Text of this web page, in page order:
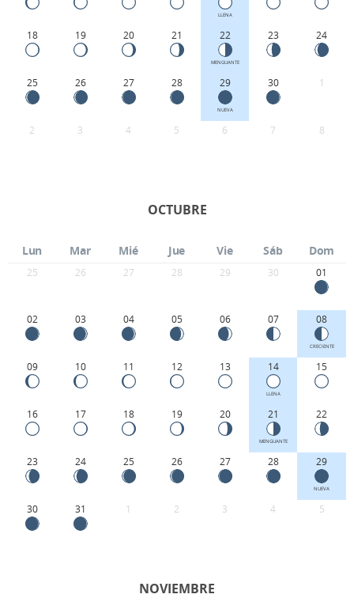
LLENA
18 19 20 21 22
MENGUANTE
23 24
25 26 27 28 29
NUEVA
30 1
2 3 4 5 6 7 8
OCTUBRE
Lun Mar Mié Jue Vie Sáb Dom
25 26 27 28 29 30 01
02 03 04 05 06 07 08
CRECIENTE
09 10 11 12 13 14
LLENA
15
16 17 18 19 20 21
MENGUANTE
22
23 24 25 26 27 28 29
NUEVA
30 31 1 2 3 4 5
NOVIEMBRE